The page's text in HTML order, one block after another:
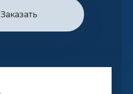
Заказать